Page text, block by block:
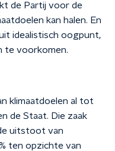
de Partij voor de
kan halen. En
idealistisch oogpunt,
te voorkomen.
klimaatdoelen al tot
de Staat. Die zaak
uitstoot van
ten opzichte van